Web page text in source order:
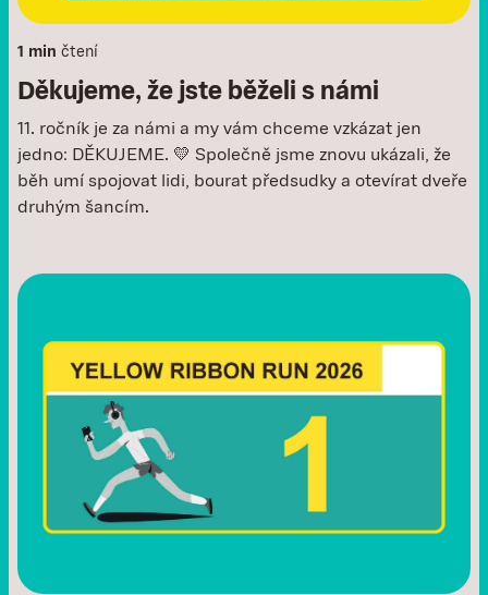
1 min čtení
Děkujeme, že jste běželi s námi
11. ročník je za námi a my vám chceme vzkázat jen
jedno: DĚKUJEME. 💛 Společně jsme znovu ukázali, že
běh umí spojovat lidi, bourat předsudky a otevírat dveře
druhým šancím.